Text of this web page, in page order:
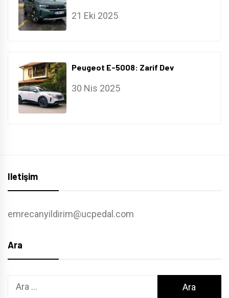
21 Eki 2025
Peugeot E-5008: Zarif Dev
30 Nis 2025
Iletişim
emrecanyildirim@ucpedal.com
Ara
Arama: